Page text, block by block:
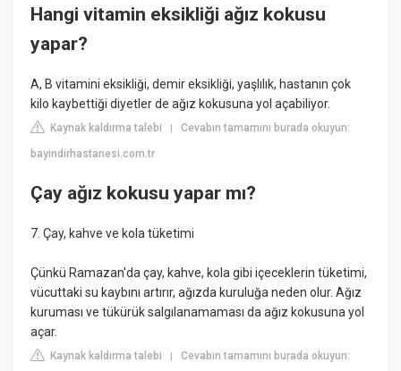
Hangi vitamin eksikliği ağız kokusu
yapar?
A, B vitamini eksikliği, demir eksikliği, yaşlılık, hastanın çok
kilo kaybettiği diyetler de ağız kokusuna yol açabiliyor.
Kaynak kaldırma talebi |Cevabın tamamını burada okuyun:
bayindirhastanesi.com.tr
Çay ağız kokusu yapar mı?
7. Çay, kahve ve kola tüketimi
Çünkü Ramazan'da çay, kahve, kola gibi içeceklerin tüketimi,
vücuttaki su kaybını artırır, ağızda kuruluğa neden olur. Ağız
kuruması ve tükürük salgılanamaması da ağız kokusuna yol
açar.
Kaynak kaldırma talebi |Cevabın tamamını burada okuyun: